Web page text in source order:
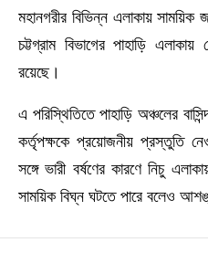
মহানগরীর বিভিন্ন এলাকায় সাময়িক
চট্টগ্রাম বিভাগের পাহাড়ি
রয়েছে।
এ পরিস্থিতিতে পাহাড়ি অঞ্চলের
কর্তৃপক্ষকে প্রয়োজনীয় প্রস্তুতি
সঙ্গে ভারী বর্ষণের কারণে নিচু
সাময়িক বিঘ্ন ঘটতে পারে বলেও